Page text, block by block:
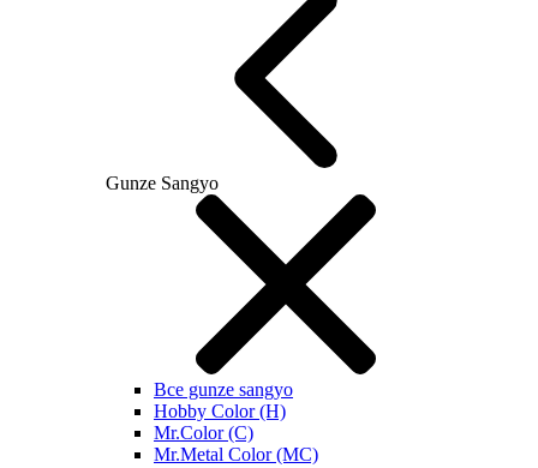
Gunze Sangyo
Все gunze sangyo
Hobby Color (H)
Mr.Color (C)
Mr.Metal Color (MC)